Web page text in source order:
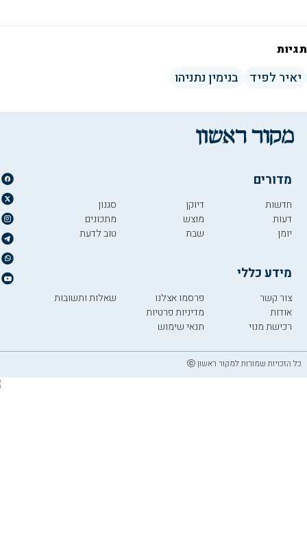
תגיות
יאיר לפיד בנימין נתניהו
מדורים
חדשות
דעות
יומן
דיוקן
מוצש
שבת
סגנון
מתכונים
טוב לדעת
מידע כללי
צור קשר
אודות
רכישת מנוי
פרסמו אצלנו
מדיניות פרטיות
תנאי שימוש
שאלות ותשובות
כל הזכויות שמורות למקור ראשון ⓒ